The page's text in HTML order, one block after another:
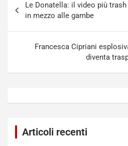
articoli
Le Donatella: il video più trash
in mezzo alle gambe
Francesca Cipriani
diventa
Articoli recenti